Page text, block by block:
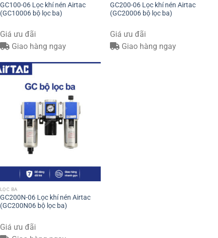
GC100-06 Lọc khí nén Airtac
(GC10006 bộ lọc ba)
Giá ưu đãi
Giao hàng ngay
GC200-06 Lọc khí nén Airtac
(GC20006 bộ lọc ba)
Giá ưu đãi
Giao hàng ngay
LỌC BA
GC200N-06 Lọc khí nén Airtac
(GC200N06 bộ lọc ba)
Giá ưu đãi